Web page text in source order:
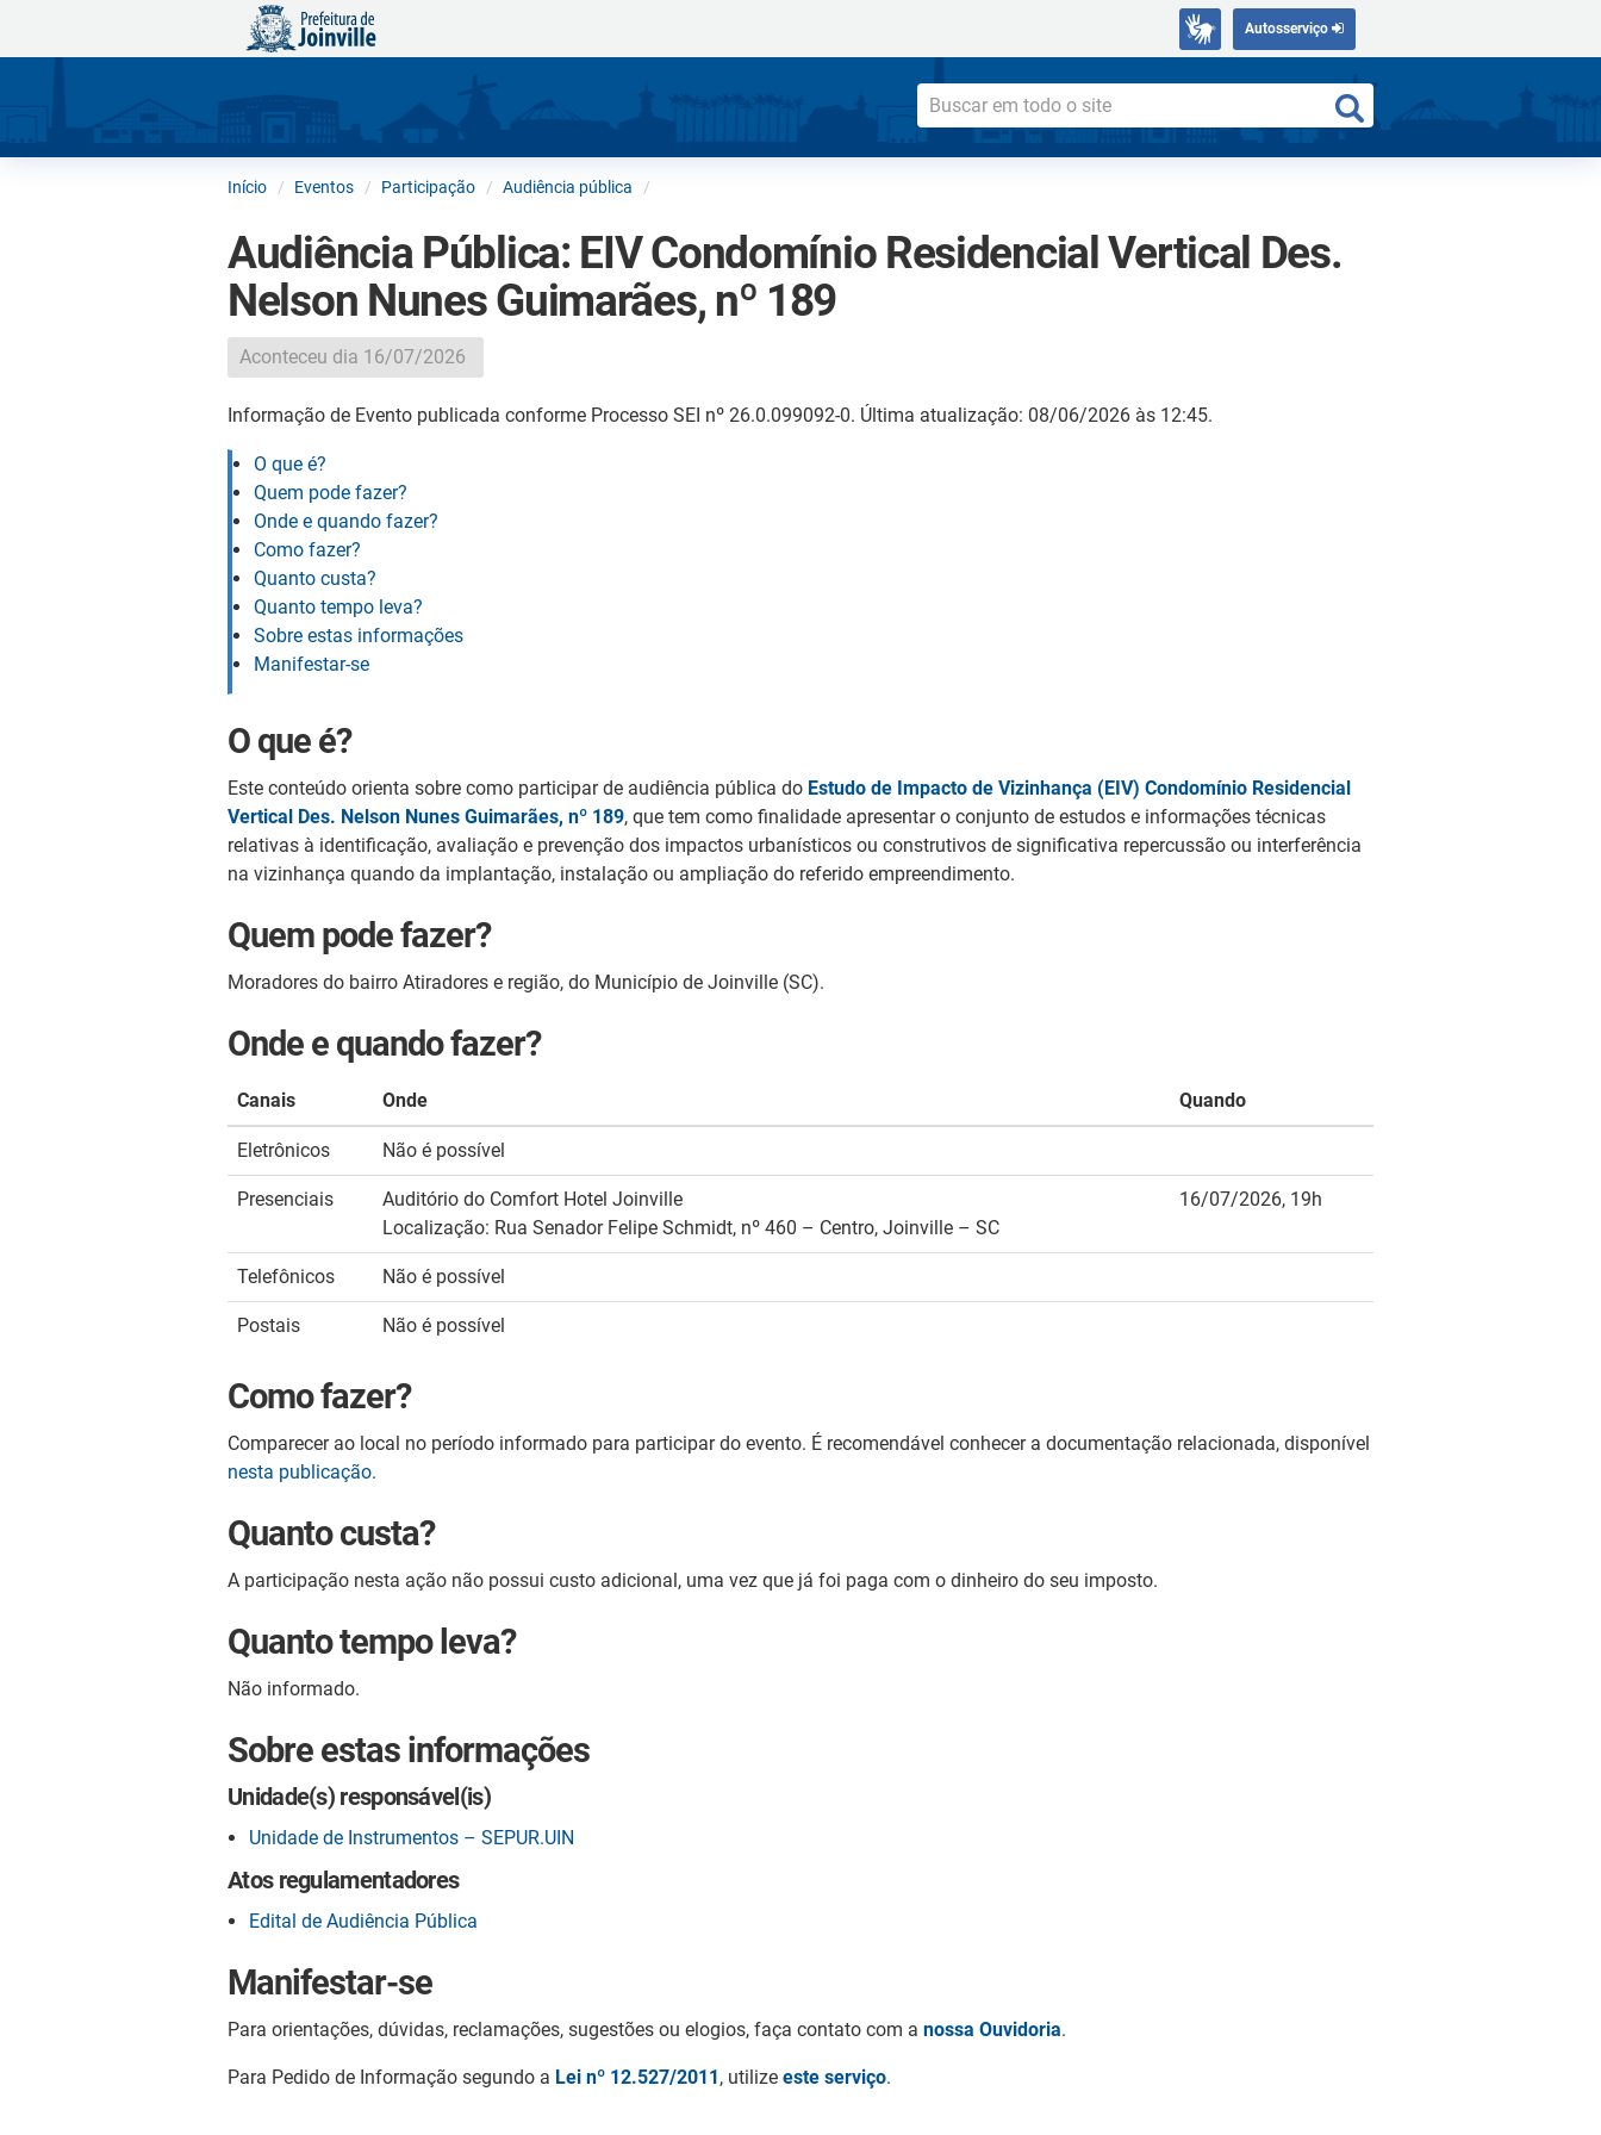
Autosserviço
Início Eventos Participação Audiência pública
Audiência Pública: EIV Condomínio Residencial Vertical Des.
Nelson Nunes Guimarães, nº 189
Aconteceu dia 16/07/2026
Informação de Evento publicada conforme Processo SEI nº 26.0.099092-0. Última atualização: 08/06/2026 às 12:45.
O que é?
Quem pode fazer?
Onde e quando fazer?
Como fazer?
Quanto custa?
Quanto tempo leva?
Sobre estas informações
Manifestar-se
O que é?
Este conteúdo orienta sobre como participar de audiência pública do Estudo de Impacto de Vizinhança (EIV) Condomínio Residencial
Vertical Des. Nelson Nunes Guimarães, nº 189, que tem como finalidade apresentar o conjunto de estudos e informações técnicas
relativas à identificação, avaliação e prevenção dos impactos urbanísticos ou construtivos de significativa repercussão ou interferência
na vizinhança quando da implantação, instalação ou ampliação do referido empreendimento.
Quem pode fazer?
Moradores do bairro Atiradores e região, do Município de Joinville (SC).
Onde e quando fazer?
Canais Onde Quando
Eletrônicos Não é possível
Presenciais
Auditório do Comfort Hotel Joinville
Localização: Rua Senador Felipe Schmidt, nº 460 – Centro, Joinville – SC
16/07/2026, 19h
Telefônicos Não é possível
Postais Não é possível
Como fazer?
Comparecer ao local no período informado para participar do evento. É recomendável conhecer a documentação relacionada, disponível
nesta publicação.
Quanto custa?
A participação nesta ação não possui custo adicional, uma vez que já foi paga com o dinheiro do seu imposto.
Quanto tempo leva?
Não informado.
Sobre estas informações
Unidade(s) responsável(is)
Unidade de Instrumentos – SEPUR.UIN
Atos regulamentadores
Edital de Audiência Pública
Manifestar-se
Para orientações, dúvidas, reclamações, sugestões ou elogios, faça contato com a nossa Ouvidoria.
Para Pedido de Informação segundo a Lei nº 12.527/2011, utilize este serviço.